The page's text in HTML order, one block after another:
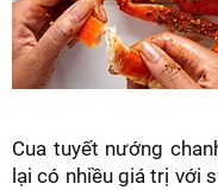
Cua tuyết nướng
lại có nhiều giá trị với